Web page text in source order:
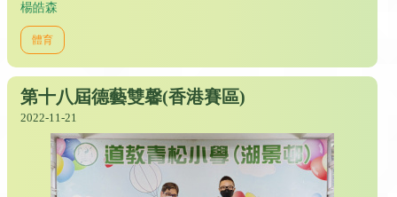
楊皓森
體育
第十八屆德藝雙馨(香港賽區)
2022-11-21